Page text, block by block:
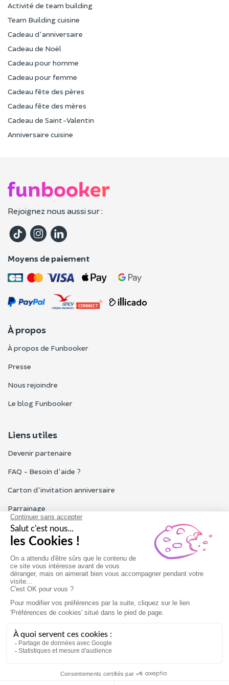
Activité de team building
Team Building cuisine
Cadeau d'anniversaire
Cadeau de Noël
Cadeau pour homme
Cadeau pour femme
Cadeau fête des pères
Cadeau fête des mères
Cadeau de Saint-Valentin
Anniversaire cuisine
Rejoignez nous aussi sur :
Moyens de paiement
À propos
À propos de Funbooker
Presse
Nous rejoindre
Le blog Funbooker
Liens utiles
Devenir partenaire
FAQ - Besoin d'aide ?
Carton d'invitation anniversaire
Parrainage
Tous les avis Funbooker
Particuliers, entreprises, professionnels
Notre service client est ouvert du lundi au vendredi de 9h à 18h
Nous contacter
Mentions légales